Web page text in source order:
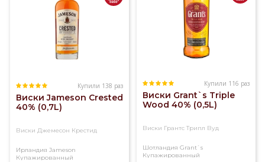
Купили 138 раз
Виски Jameson Crested
40% (0,7L)
Виски Джемесон Крестид
Ирландия Jameson
Купажированный
Купили 116 раз
Виски Grant`s Triple
Wood 40% (0,5L)
Виски Грантс Трипл Вуд
Шотландия Grant`s
Купажированный